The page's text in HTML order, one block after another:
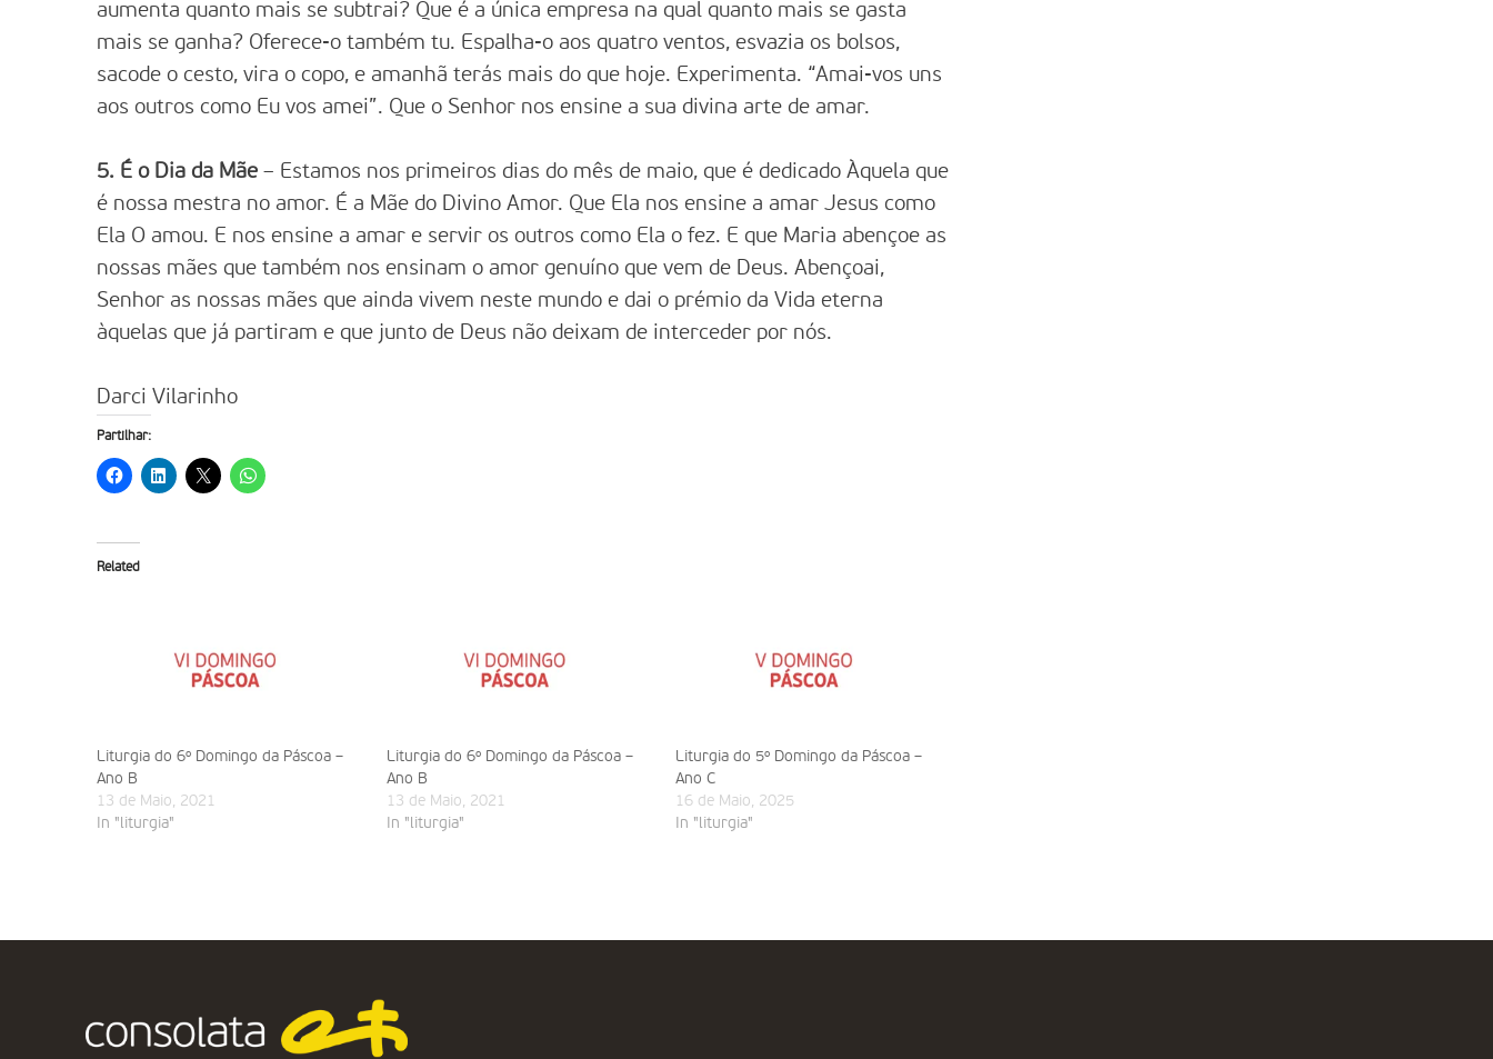
aumenta quanto mais se subtrai? Que é a única empresa na qual quanto mais se gasta
mais se ganha? Oferece-o também tu. Espalha-o aos quatro ventos, esvazia os bolsos,
sacode o cesto, vira o copo, e amanhã terás mais do que hoje. Experimenta. “Amai-vos uns
aos outros como Eu vos amei”. Que o Senhor nos ensine a sua divina arte de amar.
5. É o Dia da Mãe – Estamos nos primeiros dias do mês de maio, que é dedicado Àquela que
é nossa mestra no amor. É a Mãe do Divino Amor. Que Ela nos ensine a amar Jesus como
Ela O amou. E nos ensine a amar e servir os outros como Ela o fez. E que Maria abençoe as
nossas mães que também nos ensinam o amor genuíno que vem de Deus. Abençoai,
Senhor as nossas mães que ainda vivem neste mundo e dai o prémio da Vida eterna
àquelas que já partiram e que junto de Deus não deixam de interceder por nós.
Darci Vilarinho
Partilhar:
Related
Liturgia do 6º Domingo da Páscoa –
Ano B
13 de Maio, 2021
In "liturgia"
Liturgia do 6º Domingo da Páscoa –
Ano B
13 de Maio, 2021
In "liturgia"
Liturgia do 5º Domingo da Páscoa –
Ano C
16 de Maio, 2025
In "liturgia"